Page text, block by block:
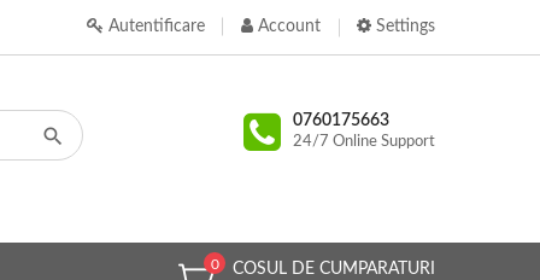
Settings
Account
Autentificare
0760175663
24/7 Online Support
COSUL DE CUMPARATURI
0